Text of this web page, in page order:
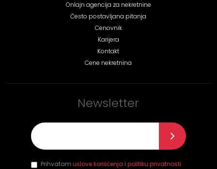
Onlajn agencija za nekretnine
Često postavljana pitanja
Cenovnik
Karijera
Kontakt
Cene nekretnina
Newsletter
Prihvatam uslove korišćenja i politiku privatnosti